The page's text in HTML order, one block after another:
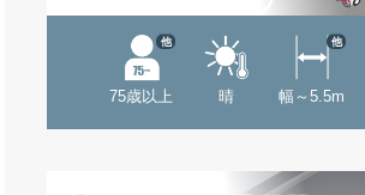
75歳以上
他
晴 幅～5.5m
他